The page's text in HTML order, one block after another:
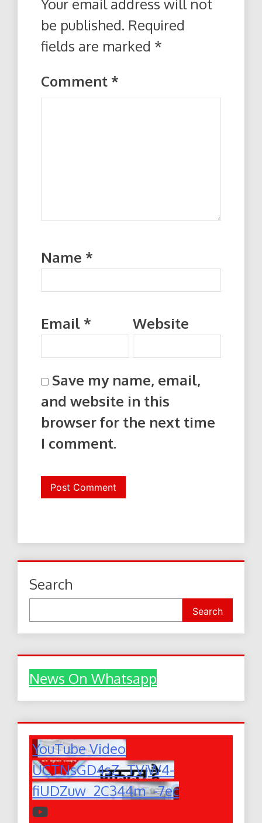
Your email address will not
be published. Required
fields are marked *
Comment *
Name *
Email * Website
Save my name, email,
and website in this
browser for the next time
I comment.
Search
Search
News On Whatsapp
YouTube Video
UCTNsGD4sZ_TVjW4-
fiUDZuw_2C344m_-7ec